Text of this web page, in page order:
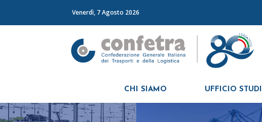
Venerdì, 7 Agosto 2026
CHI SIAMO UFFICIO STUDI